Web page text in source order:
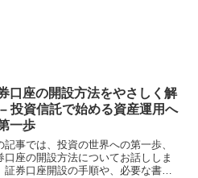
口座の開設方法をやさしく解
投資信託で始める資産運用へ
一歩
記事では、投資の世界への第一歩、
口座の開設方法についてお話ししま
証券口座開設の手順や、必要な書